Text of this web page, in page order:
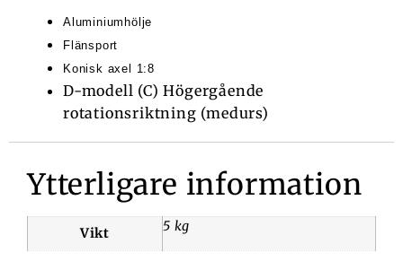
Aluminiumhölje
Flänsport
Konisk axel 1:8
D-modell (C) Högergående
rotationsriktning (medurs)
Ytterligare information
Vikt 5 kg